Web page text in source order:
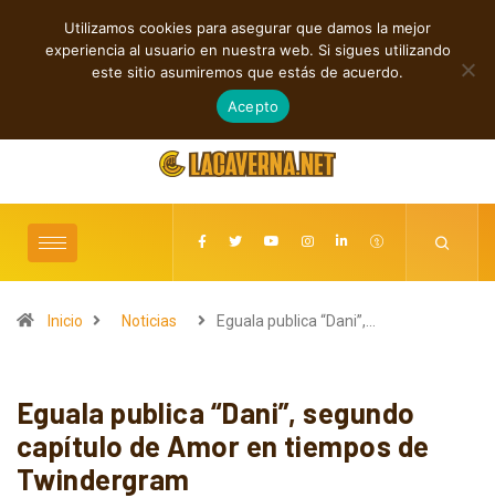
TENDENCIAS
Cuatro canciones independientes entre folk,
contra el control digital
agosto 8, 2026
Inicio Noticias Eguala publica “Dani”,…
Eguala publica “Dani”, segundo
capítulo de Amor en tiempos de
Twindergram
Utilizamos cookies para asegurar que damos la mejor
experiencia al usuario en nuestra web. Si sigues utilizando
este sitio asumiremos que estás de acuerdo.
Acepto